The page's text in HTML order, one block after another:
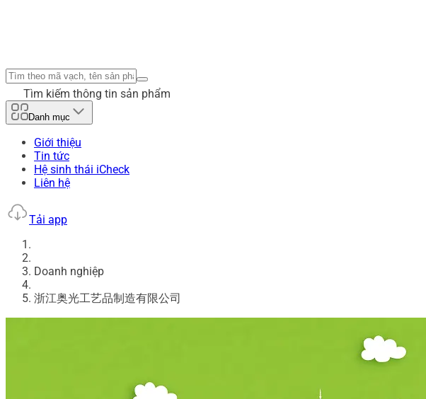
Tìm kiếm thông tin sản phẩm
Danh mục
Giới thiệu
Tin tức
Hệ sinh thái iCheck
Liên hệ
Tải app
Doanh nghiệp
浙江奥光工艺品制造有限公司